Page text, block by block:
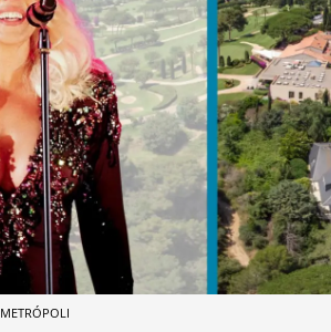
METRÓPOLI